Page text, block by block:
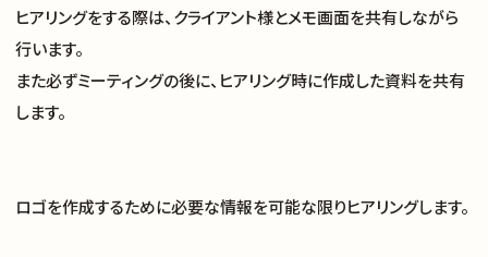
ヒアリングをする際は、クライアント様とメモ画面を共有しながら
行います。
また必ずミーティングの後に、ヒアリング時に作成した資料を共有
します。
ロゴを作成するために必要な情報を可能な限りヒアリングします。